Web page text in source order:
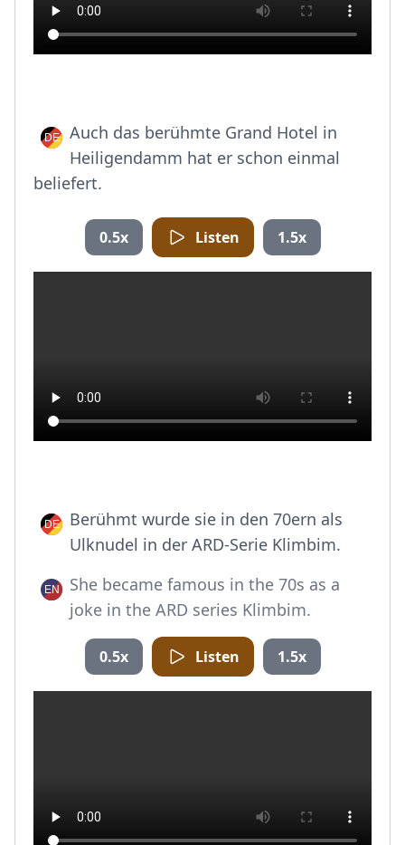
Auch das berühmte Grand Hotel in
Heiligendamm hat er schon einmal
beliefert.
0.5x Listen 1.5x
Berühmt wurde sie in den 70ern als
Ulknudel in der ARD-Serie Klimbim.
She became famous in the 70s as a
joke in the ARD series Klimbim.
0.5x Listen 1.5x